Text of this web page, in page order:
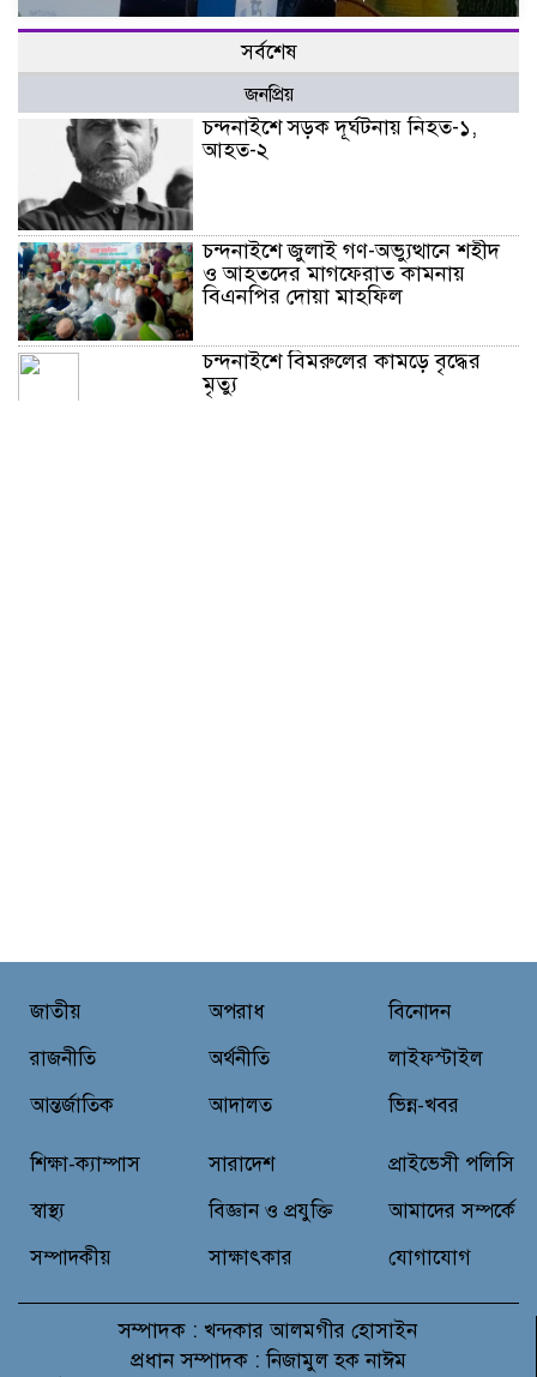
সর্বশেষ
জনপ্রিয়
চন্দনাইশে সড়ক দূর্ঘটনায় নিহত-১,
আহত-২
চন্দনাইশে জুলাই গণ-অভ্যুত্থানে শহীদ
ও আহতদের মাগফেরাত কামনায়
বিএনপির দোয়া মাহফিল
চন্দনাইশে বিমরুলের কামড়ে বৃদ্ধের
মৃত্যু
জাতীয়
রাজনীতি
আন্তর্জাতিক
অপরাধ
অর্থনীতি
আদালত
বিনোদন
লাইফস্টাইল
ভিন্ন-খবর
শিক্ষা-ক্যাম্পাস
স্বাস্থ্য
সম্পাদকীয়
সারাদেশ
বিজ্ঞান ও প্রযুক্তি
সাক্ষাৎকার
প্রাইভেসী পলিসি
আমাদের সম্পর্কে
যোগাযোগ
সম্পাদক : খন্দকার আলমগীর হোসাইন
প্রধান সম্পাদক : নিজামুল হক নাঈম